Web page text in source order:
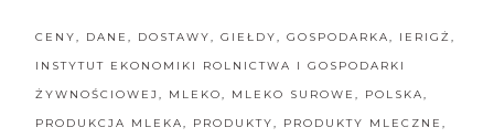
CENY, DANE, DOSTAWY,GIEŁDY,GOSPODARKA, IERIGŻ,
INSTYTUT EKONOMIKI ROLNICTWA I GOSPODARKI
ŻYWNOŚCIOWEJ, MLEKO, MLEKO SUROWE, POLSKA,
PRODUKCJA MLEKA, PRODUKTY, PRODUKTY MLECZNE,